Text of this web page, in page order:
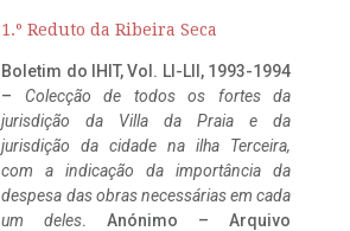
1.º Reduto da Ribeira Seca
Boletim do IHIT, Vol. LI-LII, 1993-1994
– Colecção de todos os fortes da
jurisdição da Villa da Praia e da
jurisdição da cidade na ilha Terceira,
com a indicação da importância da
despesa das obras necessárias em cada
um deles. Anónimo – Arquivo